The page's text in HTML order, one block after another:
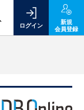
ログイン
新規
会員登録